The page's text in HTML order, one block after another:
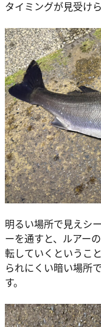
タイミングが見受けら
明るい場所で見えシ
ーを通すと、ルアー
転していくというこ
られにくい暗い場所
す。